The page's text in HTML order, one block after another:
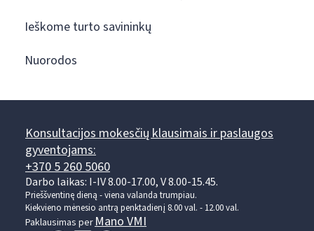
Ieškome turto savininkų
Nuorodos
Konsultacijos mokesčių klausimais ir paslaugos
gyventojams:
+370 5 260 5060
Darbo laikas: I-IV 8.00-17.00, V 8.00-15.45.
Prieššventinę dieną - viena valanda trumpiau.
Kiekvieno mėnesio antrą penktadienį 8.00 val. - 12.00 val.
Paklausimas perMano VMI